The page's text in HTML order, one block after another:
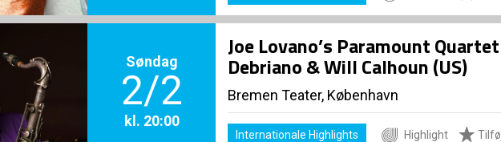
Søndag
2/2
kl. 20:00
Joe Lovano’s Paramount
Debriano & Will Calhoun (US)
Bremen Teater, København
Internationale Highlights Highlight